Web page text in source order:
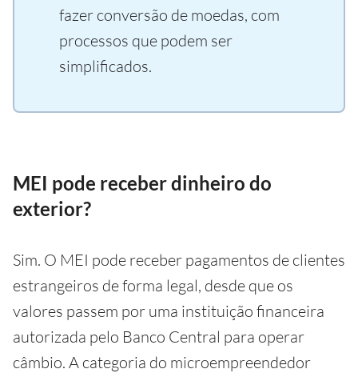
fazer conversão de moedas, com
processos que podem ser
simplificados.
MEI pode receber dinheiro do
exterior?
Sim. O MEI pode receber pagamentos de clientes
estrangeiros de forma legal, desde que os
valores passem por uma instituição financeira
autorizada pelo Banco Central para operar
câmbio. A categoria do microempreendedor